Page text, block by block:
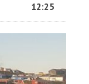
12:25